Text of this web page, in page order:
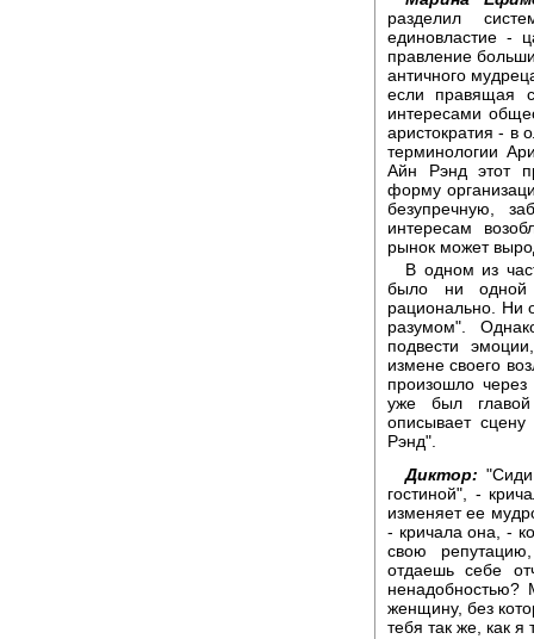
разделил
единовластие -
правление
античного
если правящая
интересами
аристократия - в
терминологии
Айн Рэнд этот
форму
безупречную,
интересам
рынок может
В одном из
было ни одной
рационально. Ни
разумом".
подвести
измене своего
произошло
уже был главой
описывает
Рэнд".
Диктор:
гостиной", -
изменяет ее
- кричала она, -
свою
отдаешь себе
женщину, без
тебя так же, как я